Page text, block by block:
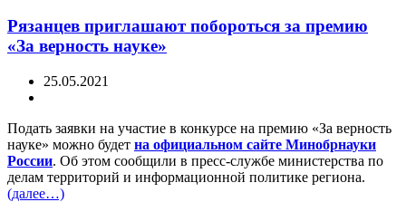
Рязанцев приглашают побороться за премию
«За верность науке»
25.05.2021
Подать заявки на участие в конкурсе на премию «За верность
науке» можно будет на официальном сайте Минобрнауки
России. Об этом сообщили в пресс-службе министерства по
делам территорий и информационной политике региона.
(далее…)